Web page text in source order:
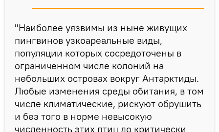
"Наиболее уязвимы из ныне живущих
пингвинов узкоареальные виды,
популяции которых сосредоточены в
ограниченном числе колоний на
небольших островах вокруг Антарктиды.
Любые изменения среды обитания, в том
числе климатические, рискуют обрушить
и без того в норме невысокую
численность этих птиц до критически